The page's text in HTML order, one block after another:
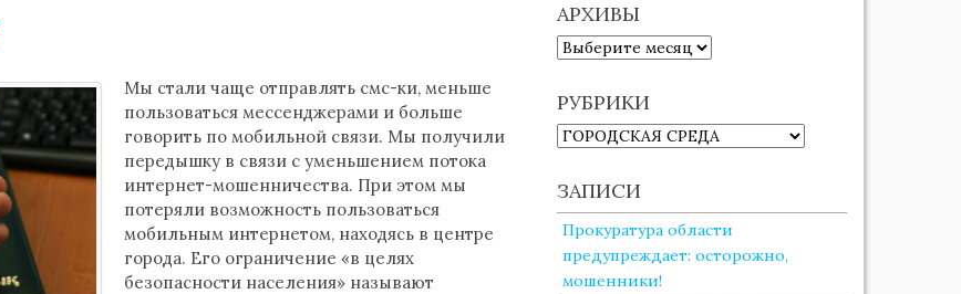
Мы стали чаще отправлять смс-ки, меньше
пользоваться мессенджерами и больше
говорить по мобильной связи. Мы получили
передышку в связи с уменьшением потока
интернет-мошенничества. При этом мы
потеряли возможность пользоваться
мобильным интернетом, находясь в центре
города. Его ограничение «в целях
безопасности населения» называют
АРХИВЫ
АРХИВЫ
РУБРИКИ
РУБРИКИ
ЗАПИСИ
Прокуратура области
предупреждает: осторожно,
мошенники!